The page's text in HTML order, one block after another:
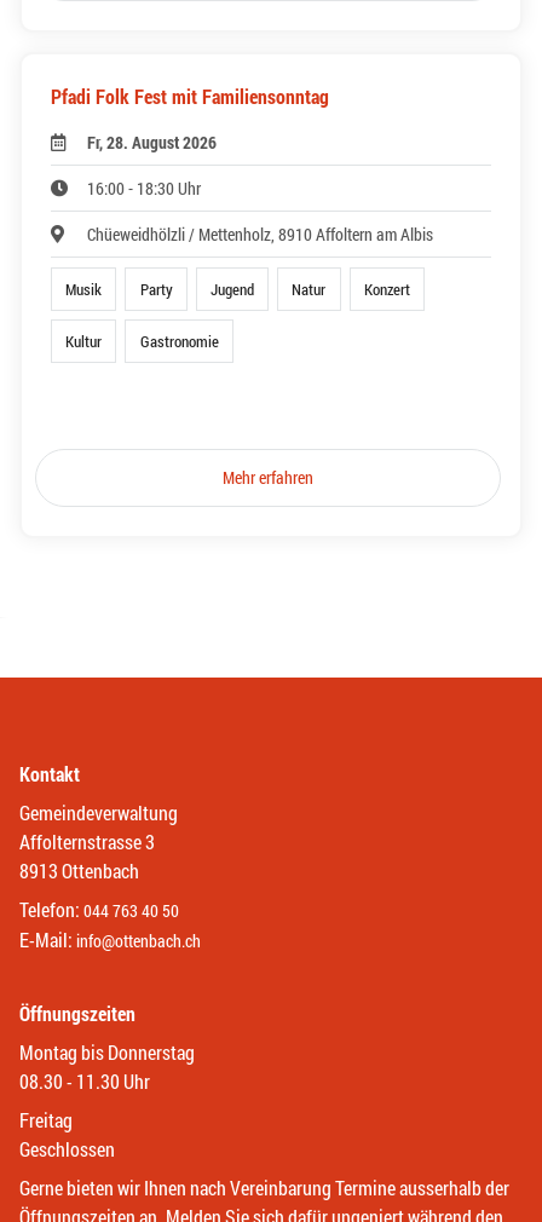
Pfadi Folk Fest mit Familiensonntag
Fr, 28. August 2026
16:00 - 18:30 Uhr
Chüeweidhölzli / Mettenholz, 8910 Affoltern am Albis
Musik Party Jugend Natur Konzert
Kultur Gastronomie
Mehr erfahren
Kontakt
Gemeindeverwaltung
Affolternstrasse 3
8913 Ottenbach
Telefon: 044 763 40 50
E-Mail: info@ottenbach.ch
Öffnungszeiten
Montag bis Donnerstag
08.30 - 11.30 Uhr
Freitag
Geschlossen
Gerne bieten wir Ihnen nach Vereinbarung Termine ausserhalb der
Öffnungszeiten an. Melden Sie sich dafür ungeniert während den